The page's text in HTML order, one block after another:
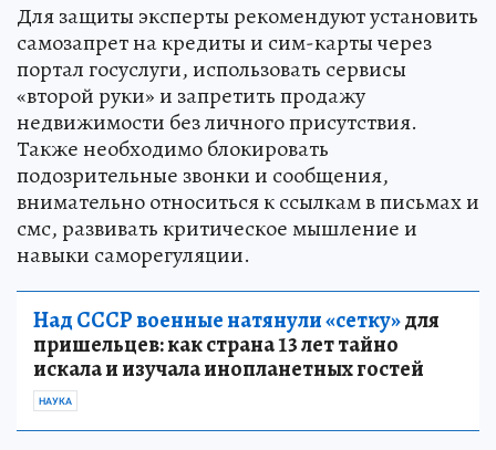
Для защиты эксперты рекомендуют установить
самозапрет на кредиты и сим-карты через
портал госуслуги, использовать сервисы
«второй руки» и запретить продажу
недвижимости без личного присутствия.
Также необходимо блокировать
подозрительные звонки и сообщения,
внимательно относиться к ссылкам в письмах и
смс, развивать критическое мышление и
навыки саморегуляции.
Над СССР военные натянули «сетку»для
пришельцев: как страна 13 лет тайно
искала и изучала инопланетных гостей
НАУКА